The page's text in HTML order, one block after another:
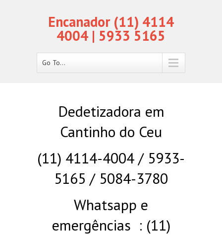
Encanador (11) 4114
4004 | 5933 5165
Go To...
Dedetizadora em
Cantinho do Ceu
(11) 4114-4004 / 5933-
5165 / 5084-3780
Whatsapp e
emergências : (11)